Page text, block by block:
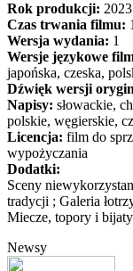
Rok produkcji: 2023
Czas trwania filmu:
Wersja wydania: 1
Wersje językowe
japońska, czeska,
Dźwięk wersji
Napisy: słowackie,
polskie, węgierskie,
Licencja: film do
wypożyczania
Dodatki:
Sceny
tradycji ; Galeria
Miecze, topory i
Newsy